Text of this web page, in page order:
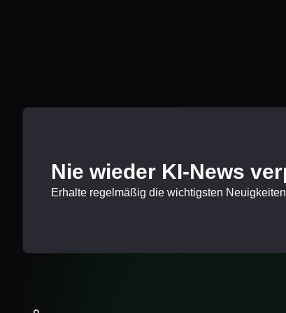
Nie wieder KI-News
Erhalte regelmäßig die wichtigsten